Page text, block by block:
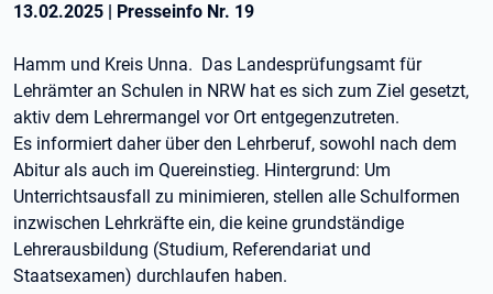
13.02.2025 | Presseinfo Nr. 19
Hamm und Kreis Unna. Das Landesprüfungsamt für
Lehrämter an Schulen in NRW hat es sich zum Ziel gesetzt,
aktiv dem Lehrermangel vor Ort entgegenzutreten.
Es informiert daher über den Lehrberuf, sowohl nach dem
Abitur als auch im Quereinstieg. Hintergrund: Um
Unterrichtsausfall zu minimieren, stellen alle Schulformen
inzwischen Lehrkräfte ein, die keine grundständige
Lehrerausbildung (Studium, Referendariat und
Staatsexamen) durchlaufen haben.